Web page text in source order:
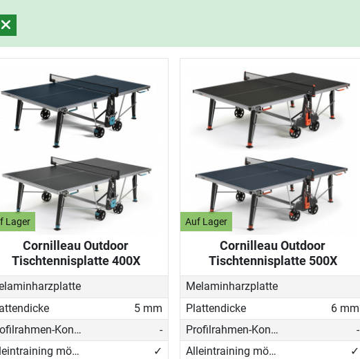
Lager
Cornilleau Outdoor
Tischtennisplatte 400X
5 mm
Profilrahmen-Konstruktion
-
Alleintraining möglich
✓
Auf Lager
Cornilleau Outdoor
Tischtennisplatte 500X
Melaminharzplatte
Plattendicke
6 mm
Profilrahmen-Konstruktion
-
Alleintraining möglich
✓